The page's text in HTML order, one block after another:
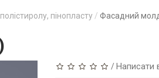
пінопласту Фасадний
/Написати